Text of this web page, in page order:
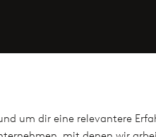
um dir eine relevantere